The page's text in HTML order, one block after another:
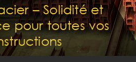
– Solidité et
pour toutes vos